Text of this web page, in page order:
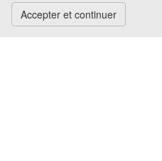
Accepter et continuer